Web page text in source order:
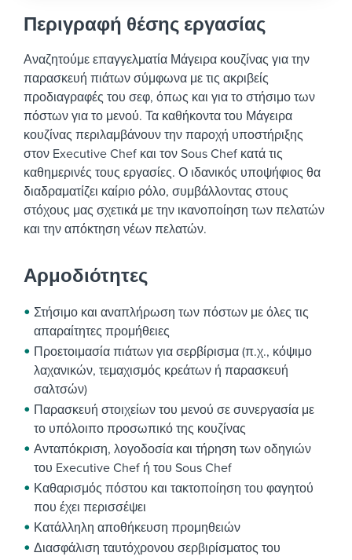
Περιγραφή θέσης εργασίας
Αναζητούμε επαγγελματία Μάγειρα κουζίνας για την
παρασκευή πιάτων σύμφωνα με τις ακριβείς
προδιαγραφές του σεφ, όπως και για το στήσιμο των
πόστων για το μενού. Τα καθήκοντα του Μάγειρα
κουζίνας περιλαμβάνουν την παροχή υποστήριξης
στον Executive Chef και τον Sous Chef κατά τις
καθημερινές τους εργασίες. Ο ιδανικός υποψήφιος θα
διαδραματίζει καίριο ρόλο, συμβάλλοντας στους
στόχους μας σχετικά με την ικανοποίηση των πελατών
και την απόκτηση νέων πελατών.
Αρμοδιότητες
Στήσιμο και αναπλήρωση των πόστων με όλες τις
απαραίτητες προμήθειες
Προετοιμασία πιάτων για σερβίρισμα (π.χ., κόψιμο
λαχανικών, τεμαχισμός κρεάτων ή παρασκευή
σαλτσών)
Παρασκευή στοιχείων του μενού σε συνεργασία με
το υπόλοιπο προσωπικό της κουζίνας
Ανταπόκριση, λογοδοσία και τήρηση των οδηγιών
του Executive Chef ή του Sous Chef
Καθαρισμός πόστου και τακτοποίηση του φαγητού
που έχει περισσέψει
Κατάλληλη αποθήκευση προμηθειών
Διασφάλιση ταυτόχρονου σερβιρίσματος του